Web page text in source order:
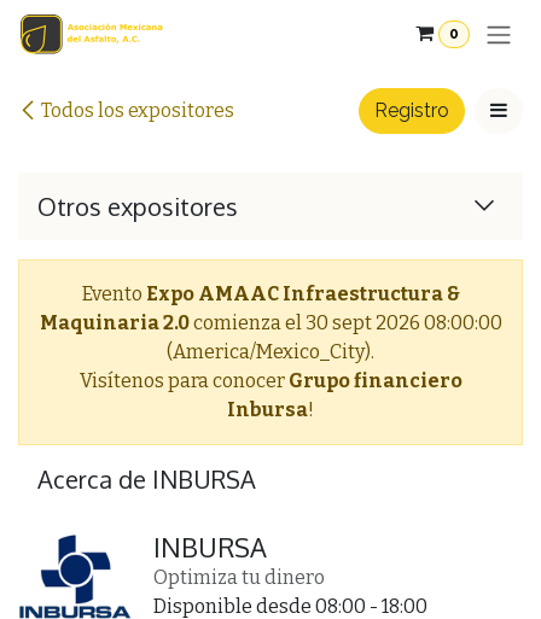
Ir al contenido
0
Todos los expositores Registro
Otros expositores
Evento Expo AMAAC Infraestructura &
Maquinaria 2.0comienza el 30 sept 2026 08:00:00
(America/Mexico_City).
Visítenos para conocer Grupo financiero
Inbursa!
Acerca de INBURSA
INBURSA
Optimiza tu dinero
Disponible desde 08:00 - 18:00